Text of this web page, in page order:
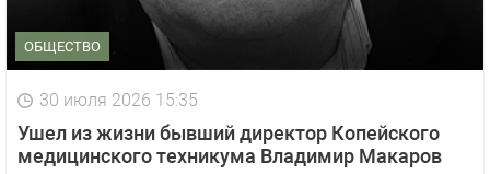
ОБЩЕСТВО
30 июля 2026 15:35
Ушел из жизни бывший директор Копейского
медицинского техникума Владимир Макаров